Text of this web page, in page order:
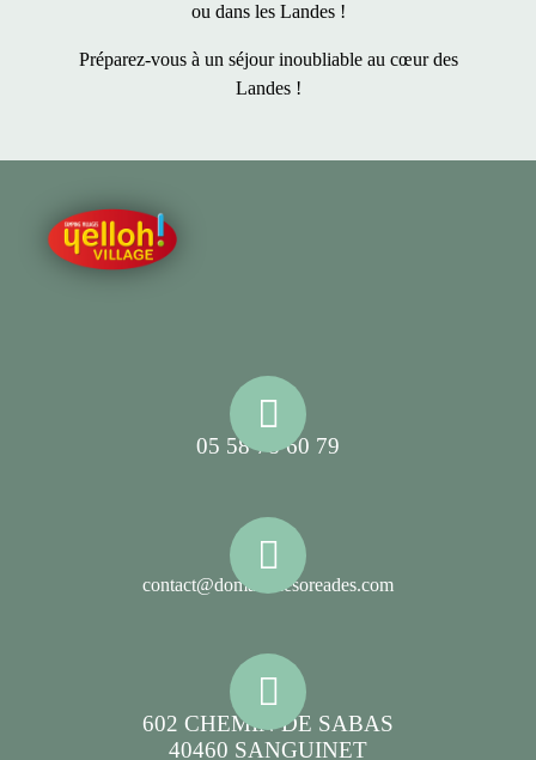
ou dans les Landes !
Préparez-vous à un séjour inoubliable au cœur des
Landes!
05 58 78 60 79
contact@domainelesoreades.com
602 CHEMIN DE SABAS
40460 SANGUINET